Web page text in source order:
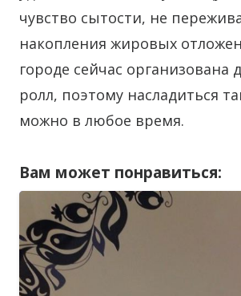
чувство сытости, не
накопления жировых
городе сейчас организована
ролл, поэтому насладиться
можно в любое время.
Вам может понравиться: